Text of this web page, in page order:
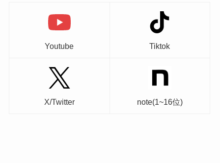
Youtube Tiktok
X/Twitter note(1~16位)